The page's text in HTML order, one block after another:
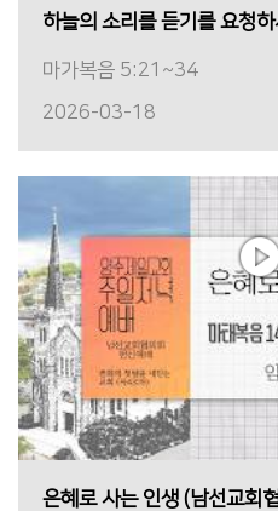
마가복음 5:21~34
2026-03-18
은혜로 사는 인생 (남선교회